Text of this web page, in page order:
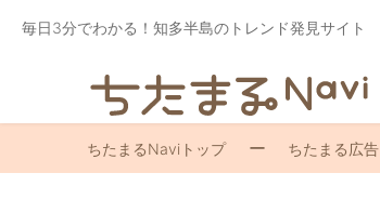
毎日3分でわかる！知多半島のトレンド発見サイト
ちたまるNaviトップ ちたまる広告